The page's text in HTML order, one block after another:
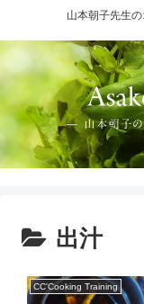
山本朝子先生
出汁
CC'Cooking Training